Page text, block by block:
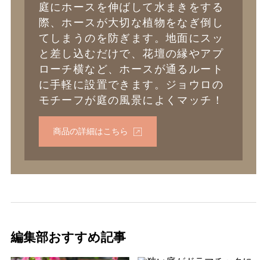
庭にホースを伸ばして水まきをする
際、ホースが大切な植物をなぎ倒し
てしまうのを防ぎます。地面にスッ
と差し込むだけで、花壇の縁やアプ
ローチ横など、ホースが通るルート
に手軽に設置できます。ジョウロの
モチーフが庭の風景によくマッチ！
商品の詳細はこちら
編集部おすすめ記事